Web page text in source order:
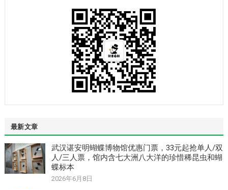
最新文章
武汉谌安明蝴蝶博物馆优惠门票，33元起抢单人/双
人/三人票，馆内含七大洲八大洋的珍惜稀昆虫和蝴
蝶标本
2026年6月8日